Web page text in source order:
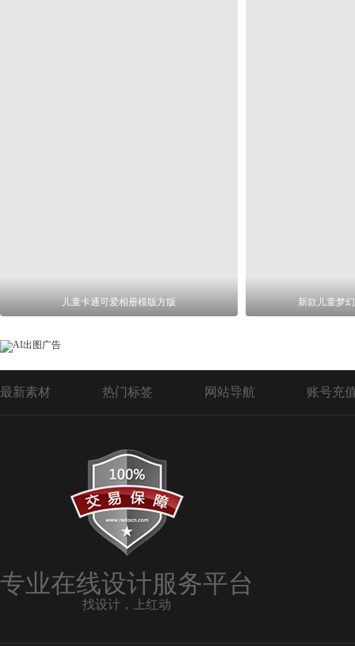
儿童卡通可爱相册模版方版 新款儿童梦
最新素材 热门标签 网站导航 账号充
专业在线设计服务平台
找设计，上红动